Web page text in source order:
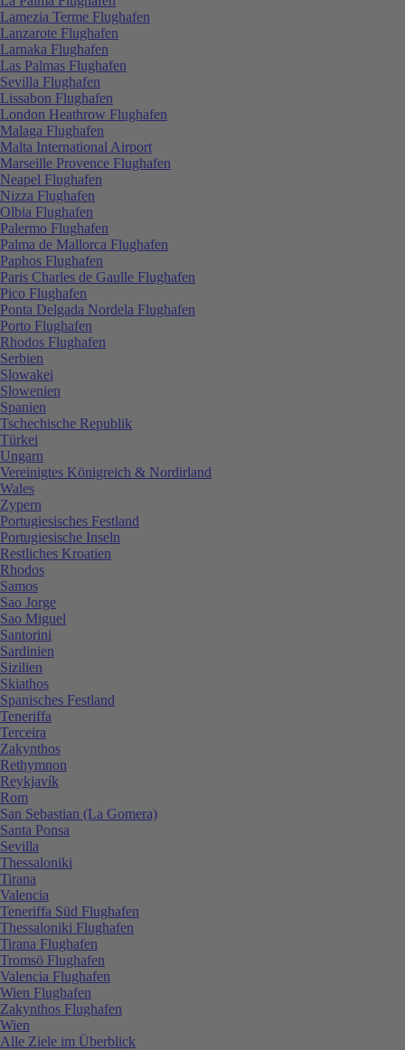
Lamezia Terme Flughafen
Lanzarote Flughafen
Larnaka Flughafen
Las Palmas Flughafen
Sevilla Flughafen
Lissabon Flughafen
London Heathrow Flughafen
Malaga Flughafen
Malta International Airport
Marseille Provence Flughafen
Neapel Flughafen
Nizza Flughafen
Olbia Flughafen
Palermo Flughafen
Palma de Mallorca Flughafen
Paphos Flughafen
Paris Charles de Gaulle Flughafen
Pico Flughafen
Ponta Delgada Nordela Flughafen
Porto Flughafen
Rhodos Flughafen
Serbien
Slowakei
Slowenien
Spanien
Tschechische Republik
Türkei
Ungarn
Vereinigtes Königreich & Nordirland
Wales
Zypern
Portugiesisches Festland
Portugiesische Inseln
Restliches Kroatien
Rhodos
Samos
Sao Jorge
Sao Miguel
Santorini
Sardinien
Sizilien
Skiathos
Spanisches Festland
Teneriffa
Terceira
Zakynthos
Rethymnon
Reykjavík
Rom
San Sebastian (La Gomera)
Santa Ponsa
Sevilla
Thessaloniki
Tirana
Valencia
Teneriffa Süd Flughafen
Thessaloniki Flughafen
Tirana Flughafen
Tromsö Flughafen
Valencia Flughafen
Wien Flughafen
Zakynthos Flughafen
Wien
Alle Ziele im Überblick